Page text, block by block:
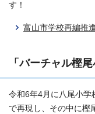
す！
富山市学校再編推
「バーチャル樫
令和6年4月に八尾小学
で再現し、その中に樫